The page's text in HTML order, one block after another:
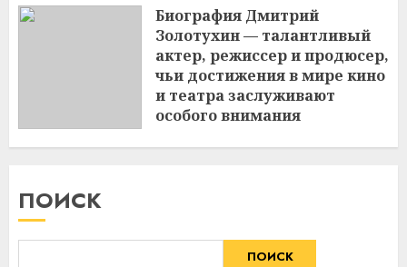
Биография Дмитрий
Золотухин — талантливый
актер, режиссер и продюсер,
чьи достижения в мире кино
и театра заслуживают
особого внимания
ПОИСК
ПОИСК